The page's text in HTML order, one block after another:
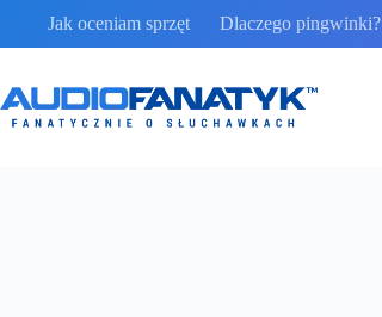
treści
Jak oceniam sprzęt Dlaczego pingwinki?